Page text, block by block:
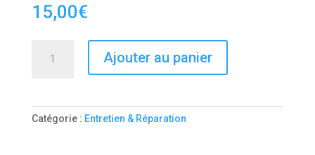
15,00€
Ajouter au panier
Catégorie : Entretien & Réparation